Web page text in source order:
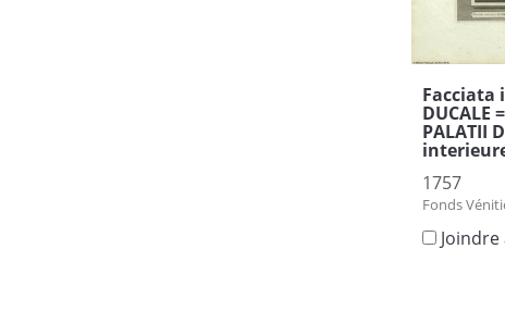
Facciata
PALATII
1757
Fonds